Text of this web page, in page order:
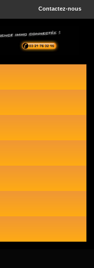
Contactez-nous